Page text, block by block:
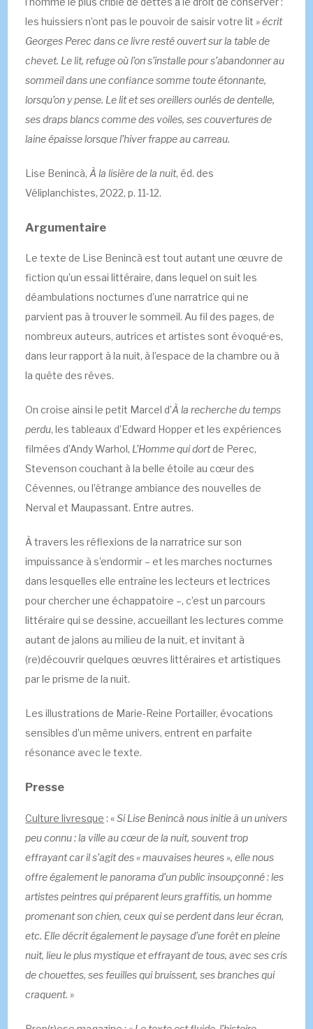
les huissiers n’ont pas le pouvoir de saisir votre lit » écrit
Georges Perec dans ce livre resté ouvert sur la table de
chevet. Le lit, refuge où l’on s’installe pour s’abandonner au
sommeil dans une confiance somme toute étonnante,
lorsqu’on y pense. Le lit et ses oreillers ourlés de dentelle,
ses draps blancs comme des voiles, ses couvertures de
laine épaisse lorsque l’hiver frappe au carreau.
Lise Benincà,À la lisière de la nuit, éd. des
Véliplanchistes, 2022, p. 11-12.
Argumentaire
Le texte de Lise Benincà est tout autant une œuvre de
fiction qu’un essai littéraire, dans lequel on suit les
déambulations nocturnes d’une narratrice qui ne
parvient pas à trouver le sommeil. Au fil des pages, de
nombreux auteurs, autrices et artistes sont évoqué·es,
dans leur rapport à la nuit, à l’espace de la chambre ou à
la quête des rêves.
On croise ainsi le petit Marcel d’À la recherche du temps
perdu, les tableaux d’Edward Hopper et les expériences
filmées d’Andy Warhol, L’Homme qui dortde Perec,
Stevenson couchant à la belle étoile au cœur des
Cévennes, ou l’étrange ambiance des nouvelles de
Nerval et Maupassant. Entre autres.
À travers les réflexions de la narratrice sur son
impuissance à s’endormir – et les marches nocturnes
dans lesquelles elle entraîne les lecteurs et lectrices
pour chercher une échappatoire –, c’est un parcours
littéraire qui se dessine, accueillant les lectures comme
autant de jalons au milieu de la nuit, et invitant à
(re)découvrir quelques œuvres littéraires et artistiques
par le prisme de la nuit.
Les illustrations de Marie-Reine Portailler, évocations
sensibles d’un même univers, entrent en parfaite
résonance avec le texte.
Presse
Culture livresque : «Si Lise Benincà nous initie à un univers
peu connu : la ville au cœur de la nuit, souvent trop
effrayant car il s’agit des « mauvaises heures », elle nous
offre également le panorama d’un public insoupçonné : les
artistes peintres qui préparent leurs graffitis, un homme
promenant son chien, ceux qui se perdent dans leur écran,
etc. Elle décrit également le paysage d’une forêt en pleine
nuit, lieu le plus mystique et effrayant de tous, avec ses cris
de chouettes, ses feuilles qui bruissent, ses branches qui
craquent. »